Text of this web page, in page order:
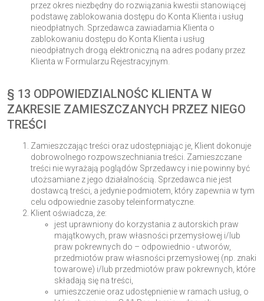
przez okres niezbędny do rozwiązania kwestii stanowiącej
podstawę zablokowania dostępu do Konta Klienta i usług
nieodpłatnych. Sprzedawca zawiadamia Klienta o
zablokowaniu dostępu do Konta Klienta i usług
nieodpłatnych drogą elektroniczną na adres podany przez
Klienta w Formularzu Rejestracyjnym.
§ 13 ODPOWIEDZIALNOŚC KLIENTA W
ZAKRESIE ZAMIESZCZANYCH PRZEZ NIEGO
TREŚCI
Zamieszczając treści oraz udostępniając je, Klient dokonuje
dobrowolnego rozpowszechniania treści. Zamieszczane
treści nie wyrażają poglądów Sprzedawcy i nie powinny być
utożsamiane z jego działalnością. Sprzedawca nie jest
dostawcą treści, a jedynie podmiotem, który zapewnia w tym
celu odpowiednie zasoby teleinformatyczne.
Klient oświadcza, że:
jest uprawniony do korzystania z autorskich praw
majątkowych, praw własności przemysłowej i/lub
praw pokrewnych do – odpowiednio - utworów,
przedmiotów praw własności przemysłowej (np. znaki
towarowe) i/lub przedmiotów praw pokrewnych, które
składają się na treści,
umieszczenie oraz udostępnienie w ramach usług, o